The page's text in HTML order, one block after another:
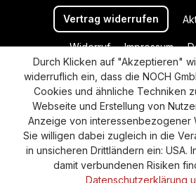
Vertrag widerrufen
Widerruf Impressum
Versand und Zahlung
AGB
Durch Klicken auf "Akzeptieren"
widerruflich ein, dass die NOCH
Cookies und ähnliche Techniken
Webseite und Erstellung von
Anzeige von interessenbezogener
Sie willigen dabei zugleich in die
in unsicheren Drittländern ein: USA.
damit verbundenen Risiken
Datenschutzerklärung